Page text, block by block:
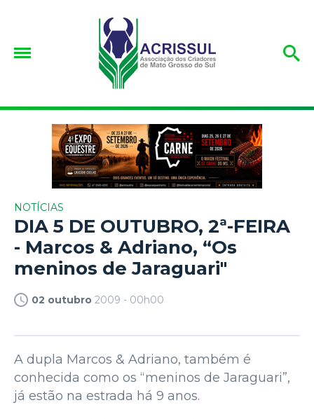
NOTÍCIAS
DIA 5 DE OUTUBRO, 2ª-FEIRA
- Marcos & Adriano, “Os
meninos de Jaraguari"
02 outubro 2009 - 00h00
A dupla Marcos & Adriano, também é
conhecida como os “meninos de Jaraguari”,
já estão na estrada há 9 anos.